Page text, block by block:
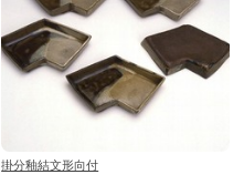
掛分釉結文形向付